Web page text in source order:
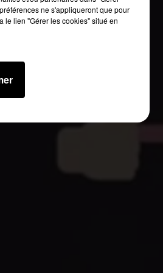
voir un jour
pourrait
ne s'appliqueront que pour
le lien "Gérer les cookies" situé en